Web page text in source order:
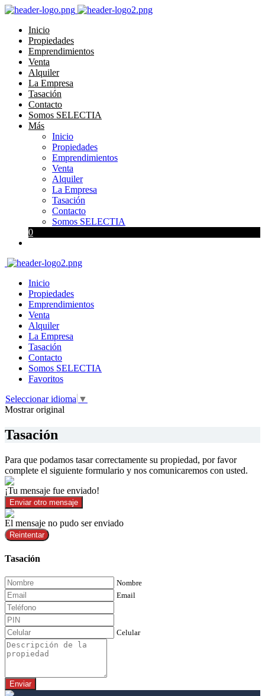
Inicio
Propiedades
Emprendimientos
Venta
Alquiler
La Empresa
Tasación
Contacto
Somos SELECTIA
Más
Inicio
Propiedades
Emprendimientos
Venta
Alquiler
La Empresa
Tasación
Contacto
Somos SELECTIA
0
Inicio
Propiedades
Emprendimientos
Venta
Alquiler
La Empresa
Tasación
Contacto
Somos SELECTIA
Favoritos
Seleccionar idioma ▼
Mostrar original
Tasación
Para que podamos tasar correctamente su propiedad, por favor
complete el siguiente formulario y nos comunicaremos con usted.
¡Tu mensaje fue enviado!
Enviar otro mensaje
El mensaje no pudo ser enviado
Reintentar
Tasación
Nombre
Email
Celular
Enviar